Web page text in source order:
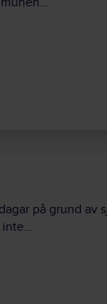
på grund av
inte…